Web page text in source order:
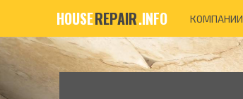
HOUSEREPAIR.INFO КОМПАНИИ